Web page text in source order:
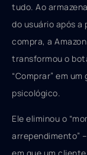
tudo. Ao
do usuário após a
compra, a Amazon
transformou o
“Comprar” em um
psicológico.
Ele eliminou o
arrependimento”